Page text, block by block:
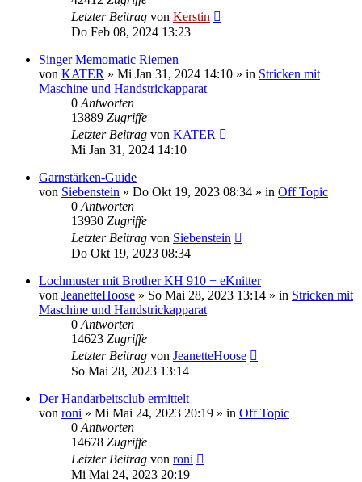
Letzter Beitrag von Kerstin
Do Feb 08, 2024 13:23
Singer Memomatic Riemen
von KATER » Mi Jan 31, 2024 14:10 » in Stricken mit
Maschine und Handstrickapparat
0 Antworten
13889 Zugriffe
Letzter Beitrag von KATER
Mi Jan 31, 2024 14:10
Garnstärken-Guide
von Siebenstein » Do Okt 19, 2023 08:34 » in Off Topic
0 Antworten
13930 Zugriffe
Letzter Beitrag von Siebenstein
Do Okt 19, 2023 08:34
Lochmuster mit Brother KH 910 + eKnitter
von JeanetteHoose » So Mai 28, 2023 13:14 » in Stricken mit
Maschine und Handstrickapparat
0 Antworten
14623 Zugriffe
Letzter Beitrag von JeanetteHoose
So Mai 28, 2023 13:14
Der Handarbeitsclub ermittelt
von roni » Mi Mai 24, 2023 20:19 » in Off Topic
0 Antworten
14678 Zugriffe
Letzter Beitrag von roni
Mi Mai 24, 2023 20:19